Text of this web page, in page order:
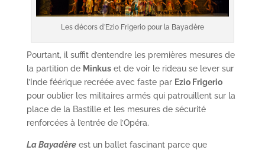
Les décors d’Ezio Frigerio pour la Bayadère
Pourtant, il suffit d’entendre les premières mesures de
la partition de Minkuset de voir le rideau se lever sur
l’Inde féérique recréée avec faste par Ezio Frigerio
pour oublier les militaires armés qui patrouillent sur la
place de la Bastille et les mesures de sécurité
renforcées à l’entrée de l’Opéra.
La Bayadèreest un ballet fascinant parce que